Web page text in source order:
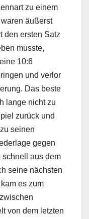
zu einem
äußerst
den ersten Satz
musste,
10:6
und verlor
Das beste
lange nicht zu
zurück und
seinen
gegen
schnell aus dem
seine nächsten
es zum
von dem letzten